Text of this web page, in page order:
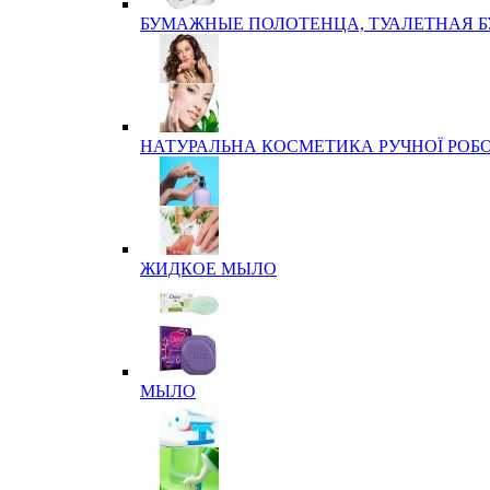
БУМАЖНЫЕ ПОЛОТЕНЦА, ТУАЛЕТНАЯ
НАТУРАЛЬНА КОСМЕТИКА РУЧНОЇ
ЖИДКОЕ МЫЛО
МЫЛО